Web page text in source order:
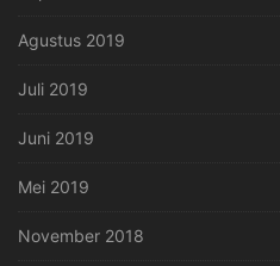
Agustus 2019
Juli 2019
Juni 2019
Mei 2019
November 2018